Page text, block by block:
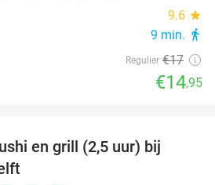
9.6 star
9 min. directions_walk
Regulier €17
€14,95
en grill (2,5 uur) bij